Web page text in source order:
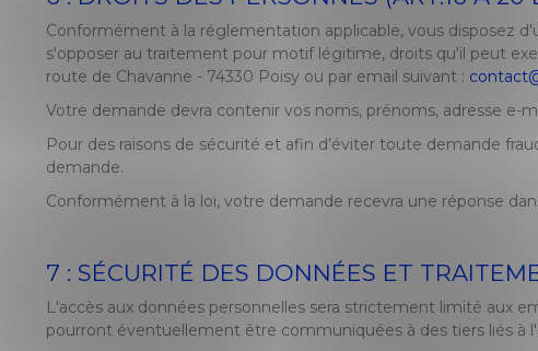
Conformément à la réglementation applicable, vous disposez
s'opposer au traitement pour motif légitime, droits qu'il peut
route de Chavanne - 74330 Poisy ou par email suivant :
Votre demande devra contenir vos noms, prénoms, adresse e-
Pour des raisons de sécurité et afin d’éviter toute demande
demande.
Conformément à la loi, votre demande recevra une réponse
7 : SÉCURITÉ DES DONNÉES ET
L'accès aux données personnelles sera strictement limité aux
pourront éventuellement être communiquées à des tiers liés à